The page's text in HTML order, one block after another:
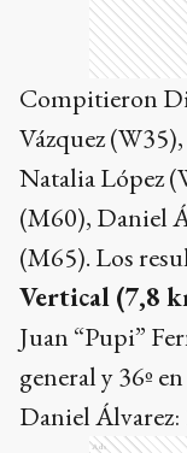
Compitieron
Vázquez
Natalia López
(M60), Daniel
(M65). Los
Vertical (7,8
Juan “Pupi”
general y 36º
Daniel Álvarez:
Ads